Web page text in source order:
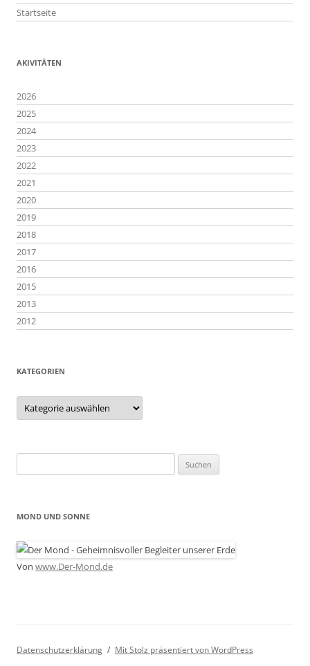
Startseite
AKIVITÄTEN
2026
2025
2024
2023
2022
2021
2020
2019
2018
2017
2016
2015
2013
2012
KATEGORIEN
Kategorien
nach:
MOND UND SONNE
Von www.Der-Mond.de
Datenschutzerklärung Mit Stolz präsentiert von WordPress